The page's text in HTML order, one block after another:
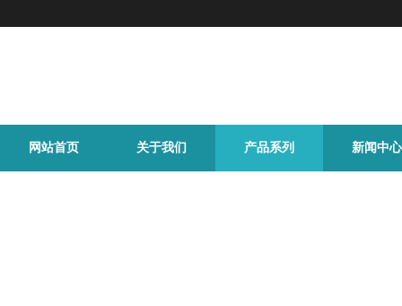
网站首页 关于我们 产品系列 新闻中心